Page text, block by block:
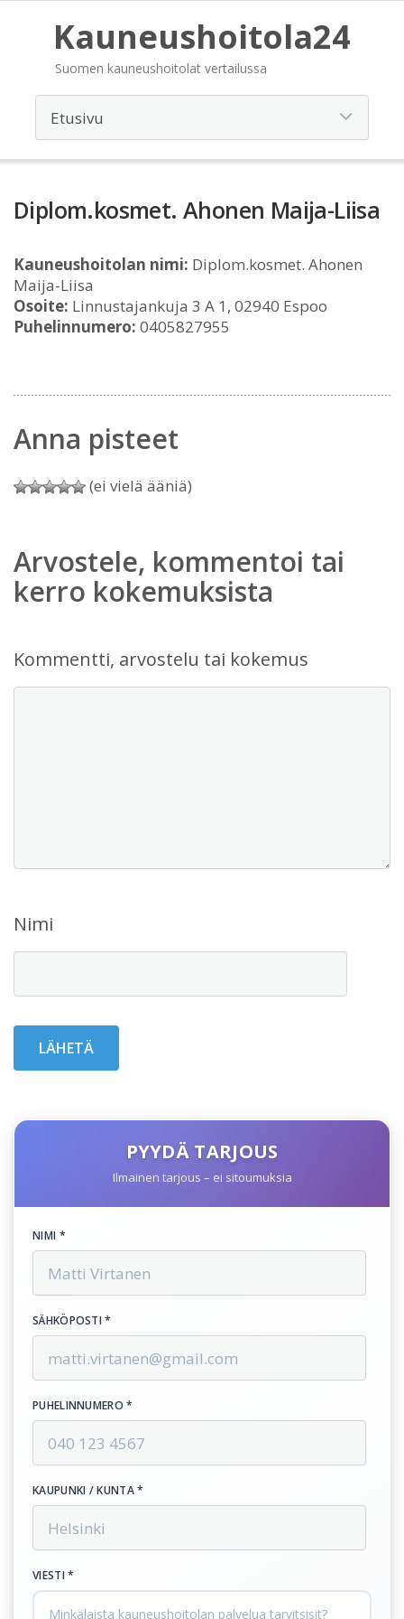
Kauneushoitola24
Suomen kauneushoitolat vertailussa
Diplom.kosmet. Ahonen Maija-Liisa
Kauneushoitolan nimi: Diplom.kosmet. Ahonen
Maija-Liisa
Osoite: Linnustajankuja 3 A 1, 02940 Espoo
Puhelinnumero: 0405827955
Anna pisteet
(ei vielä ääniä)
Arvostele, kommentoi tai
kerro kokemuksista
Kommentti, arvostelu tai kokemus
Nimi
PYYDÄ TARJOUS
Ilmainen tarjous – ei sitoumuksia
NIMI *
SÄHKÖPOSTI *
PUHELINNUMERO *
KAUPUNKI / KUNTA *
VIESTI *